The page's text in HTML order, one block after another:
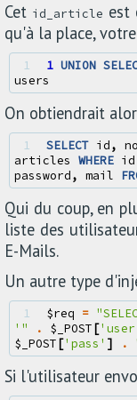
Cet id_article est
qu'à la place,
1 1 UNION
users
On obtiendrait
1 SELECT id,
articles WHERE id
password, mail
Qui du coup, en
liste des
E-Mails.
Un autre type
1 $req =
'"
. $_POST [
$_POST ['pass' ] .
Si l'utilisateur